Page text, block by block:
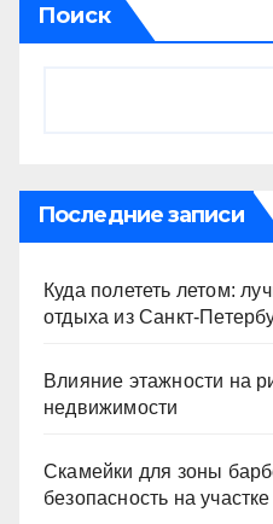
Поиск
Последние записи
Куда полететь летом:
отдыха из Санкт-
Влияние этажности на
недвижимости
Скамейки для зоны
безопасность на